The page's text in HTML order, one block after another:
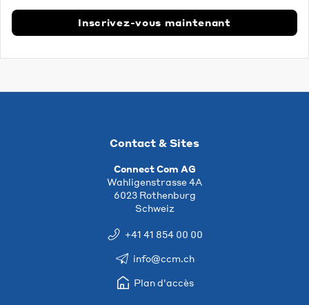
Inscrivez-vous maintenant
Contact & Sites
Connect Com AG
Wahligenstrasse 4A
6023 Rothenburg
Schweiz
+41 41 854 00 00
info@ccm.ch
Plan d'accès